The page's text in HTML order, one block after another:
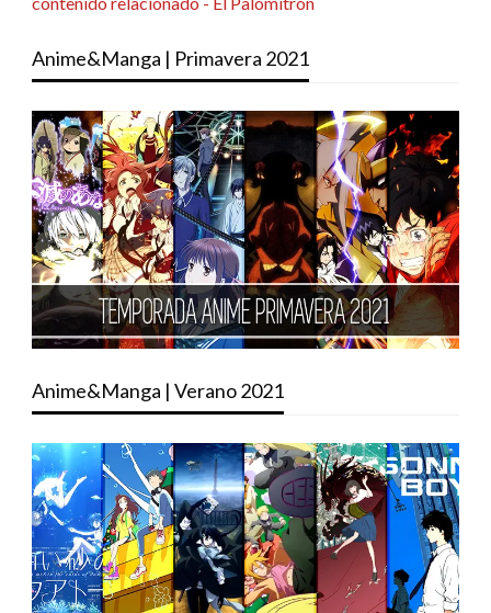
Anime&Manga | Primavera 2021
Anime&Manga | Verano 2021